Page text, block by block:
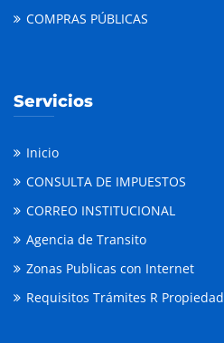
COMPRAS PÚBLICAS
Servicios
Inicio
CONSULTA DE IMPUESTOS
CORREO INSTITUCIONAL
Agencia de Transito
Zonas Publicas con Internet
Requisitos Trámites R Propiedad